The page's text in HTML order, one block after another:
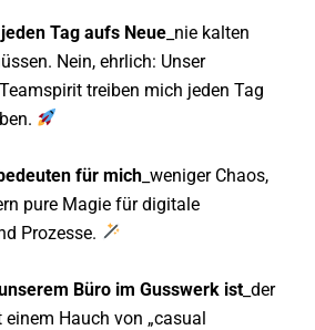
Tag aufs Neue _nie kalten
Nein, ehrlich: Unser
treiben mich jeden Tag
für mich _weniger Chaos,
pure Magie für digitale
Prozesse.
Büro im Gusswerk ist _der
Hauch von „casual